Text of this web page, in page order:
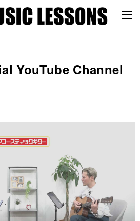
YouTube Channel